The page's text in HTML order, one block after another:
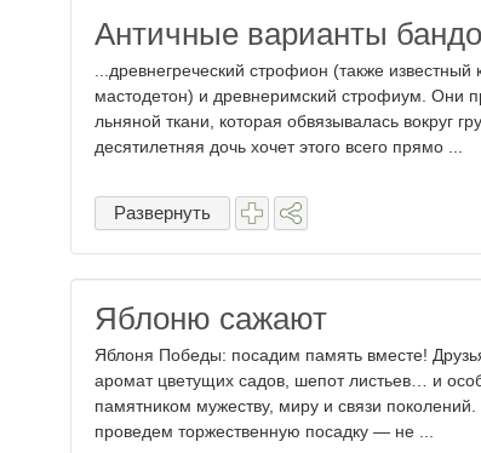
Античные варианты
...древнегреческий строфион (также
мастодетон) и древнеримский строфиум. Они
льняной ткани, которая обвязывалась вокруг
десятилетняя дочь хочет этого всего прямо ...
Развернуть
Яблоню сажают
Яблоня Победы: посадим память вместе!
аромат цветущих садов, шепот листьев… и
памятником мужеству, миру и связи
проведем торжественную посадку — не ...